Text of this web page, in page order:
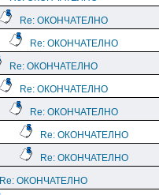
Re: ОКОНЧАТЕЛНО
Re: ОКОНЧАТЕЛНО
Re: ОКОНЧАТЕЛНО
Re: ОКОНЧАТЕЛНО
Re: ОКОНЧАТЕЛНО
Re: ОКОНЧАТЕЛНО
Re: ОКОНЧАТЕЛНО
Re: ОКОНЧАТЕЛНО